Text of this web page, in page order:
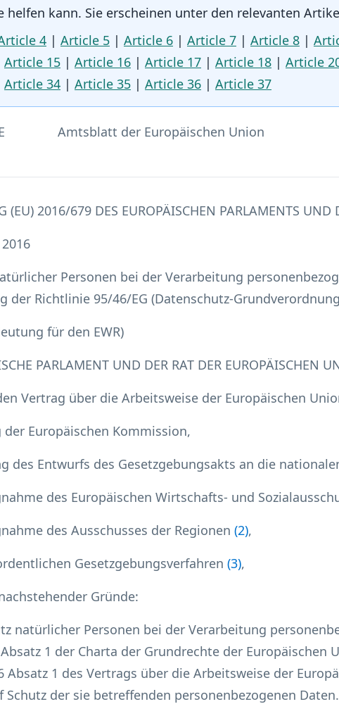
helfen kann. Sie erscheinen unter den relevanten
4 | Article 5 | Article 6 | Article 7 | Article 8 |
Article 15 | Article 16 | Article 17 | Article 18 | Article
Article 34 | Article 35 | Article 36 | Article 37
Amtsblatt der Europäischen Union
(EU) 2016/679 DES EUROPÄISCHEN PARLAMENTS UND
Personen bei der Verarbeitung
der Richtlinie 95/46/EG (Datenschutz-
für den EWR)
PARLAMENT UND DER RAT DER EUROPÄISCHEN
Vertrag über die Arbeitsweise der Europäischen
der Europäischen Kommission,
des Entwurfs des Gesetzgebungsakts an die
des Europäischen Wirtschafts- und
des Ausschusses der Regionen (2),
Gesetzgebungsverfahren (3),
Gründe:
natürlicher Personen bei der Verarbeitung
1 der Charta der Grundrechte der Europäischen
Absatz 1 des Vertrags über die Arbeitsweise der
Schutz der sie betreffenden personenbezogenen Daten.